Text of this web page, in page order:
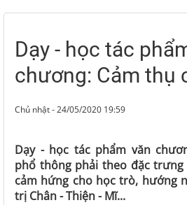
Dạy - học tác
chương: Cảm thụ
Chủ nhật - 24/05/2020 19:59
Dạy - học tác phẩm văn
phổ thông phải theo đặc
cảm hứng cho học trò, hướng
trị Chân - Thiện - Mĩ...